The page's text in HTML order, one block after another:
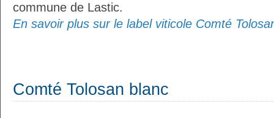
commune de Lastic.
En savoir plus sur le label viticole Comté
Comté Tolosan blanc